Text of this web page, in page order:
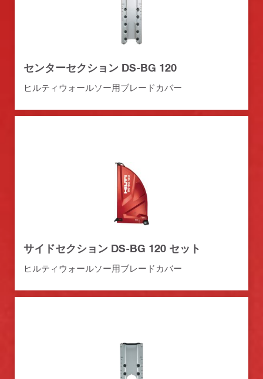
センターセクション DS-BG 120
ヒルティウォールソー用ブレードカバー
サイドセクション DS-BG 120 セット
ヒルティウォールソー用ブレードカバー